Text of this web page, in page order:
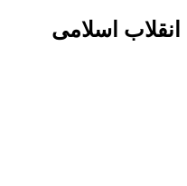
انقلاب اسلامی